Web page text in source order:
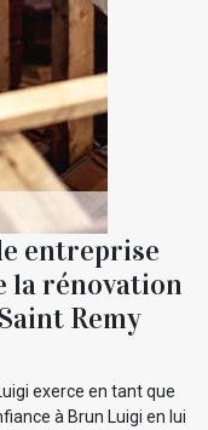
entreprise
la rénovation
Remy
exerce en tant que
à Brun Luigi en lui